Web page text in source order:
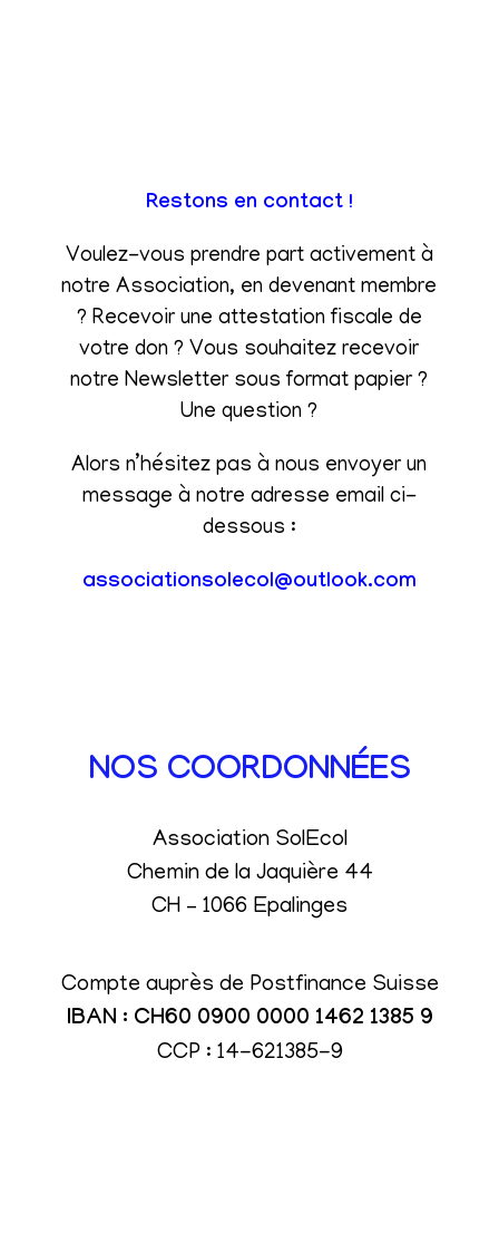
Restons en contact !
Voulez-vous prendre part activement à
notre Association, en devenant membre
? Recevoir une attestation fiscale de
votre don ? Vous souhaitez recevoir
notre Newsletter sous format papier ?
Une question ?
Alors n’hésitez pas à nous envoyer un
message à notre adresse email ci-
dessous :
associationsolecol@outlook.com
NOS COORDONNÉES
Association SolEcol
Chemin de la Jaquière 44
CH – 1066 Epalinges
Compte auprès de Postfinance Suisse
IBAN : CH60 0900 0000 1462 1385 9
CCP : 14-621385-9